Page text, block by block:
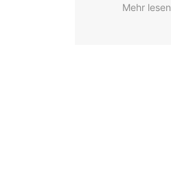
Mehr lesen